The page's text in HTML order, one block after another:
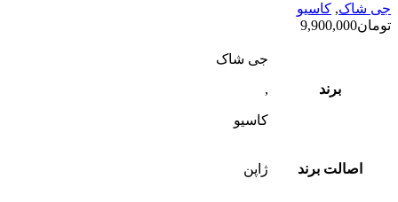
جی شاک, کاسیو
تومان9,900,000
برند
جی شاک
,
کاسیو
اصالت برند ژاپن